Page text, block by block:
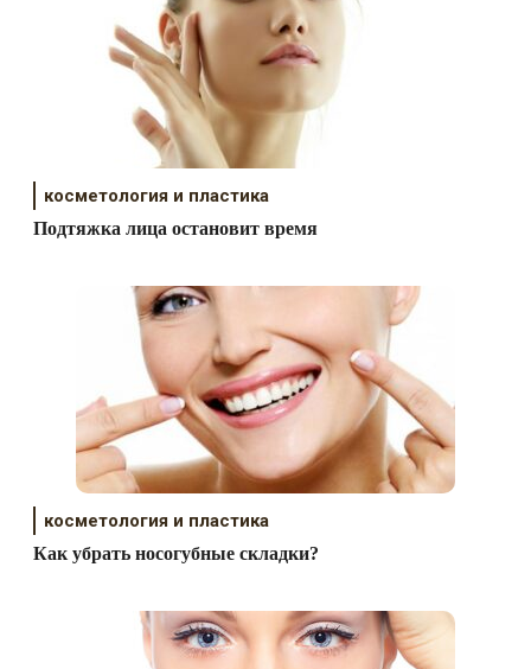
косметология и пластика
Подтяжка лица остановит время
косметология и пластика
Как убрать носогубные складки?